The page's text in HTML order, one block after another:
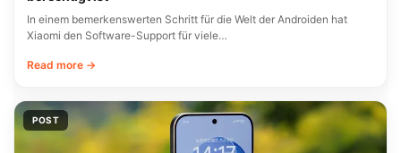
In einem bemerkenswerten Schritt für die Welt der Androiden hat
Xiaomi den Software-Support für viele…
Read more →
POST